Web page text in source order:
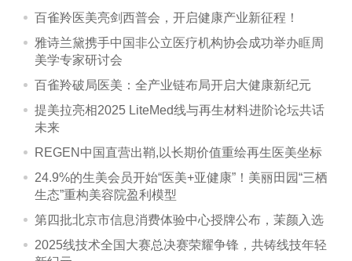
百雀羚医美亮剑西普会，开启健康产业新征程！
雅诗兰黛携手中国非公立医疗机构协会成功举办眶周
美学专家研讨会
百雀羚破局医美：全产业链布局开启大健康新纪元
提美拉亮相2025 LiteMed线与再生材料进阶论坛共话
未来
REGEN中国直营出鞘,以长期价值重绘再生医美坐标
24.9%的生美会员开始“医美+亚健康”！美丽田园“三栖
生态”重构美容院盈利模型
第四批北京市信息消费体验中心授牌公布，茉颜入选
2025线技术全国大赛总决赛荣耀争锋，共铸线技年轻